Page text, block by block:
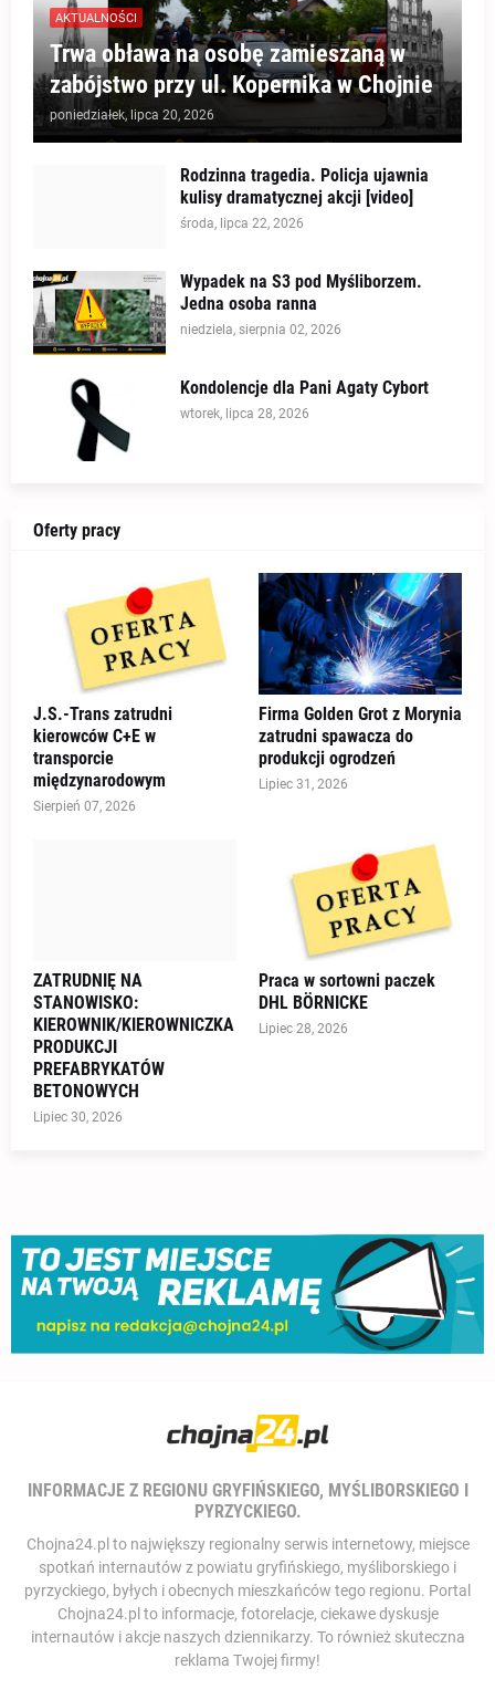
AKTUALNOŚCI
Trwa obława na osobę zamieszaną w
zabójstwo przy ul. Kopernika w Chojnie
poniedziałek, lipca 20, 2026
Rodzinna tragedia. Policja ujawnia
kulisy dramatycznej akcji [video]
środa, lipca 22, 2026
Wypadek na S3 pod Myśliborzem.
Jedna osoba ranna
niedziela, sierpnia 02, 2026
Kondolencje dla Pani Agaty Cybort
wtorek, lipca 28, 2026
Oferty pracy
J.S.-Trans zatrudni
kierowców C+E w
transporcie
międzynarodowym
Sierpień 07, 2026
Firma Golden Grot z Morynia
zatrudni spawacza do
produkcji ogrodzeń
Lipiec 31, 2026
ZATRUDNIĘ NA
STANOWISKO:
KIEROWNIK/KIEROWNICZKA
PRODUKCJI
PREFABRYKATÓW
BETONOWYCH
Lipiec 30, 2026
Praca w sortowni paczek
DHL BÖRNICKE
Lipiec 28, 2026
INFORMACJE Z REGIONU GRYFIŃSKIEGO, MYŚLIBORSKIEGO I
PYRZYCKIEGO.
Chojna24.pl to największy regionalny serwis internetowy, miejsce
spotkań internautów z powiatu gryfińskiego, myśliborskiego i
pyrzyckiego, byłych i obecnych mieszkańców tego regionu. Portal
Chojna24.pl to informacje, fotorelacje, ciekawe dyskusje
internautów i akcje naszych dziennikarzy. To również skuteczna
reklama Twojej firmy!